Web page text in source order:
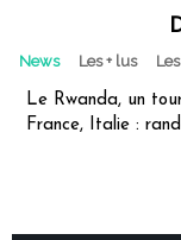
News Les + lus
Le Rwanda, un
France, Italie :